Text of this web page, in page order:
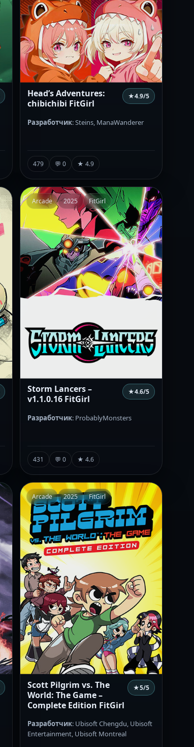
Head’s Adventures:
chibichibi FitGirl
★4.9/5
Разработчик: Steins, ManaWanderer
479 💬 0 ★ 4.9
Arcade 2025 FitGirl
Storm Lancers –
v1.1.0.16 FitGirl
★4.6/5
Разработчик: ProbablyMonsters
431 💬 0 ★ 4.6
Arcade 2025 FitGirl
Scott Pilgrim vs. The
World: The Game –
Complete Edition FitGirl
★5/5
Разработчик: Ubisoft Chengdu, Ubisoft
Entertainment, Ubisoft Montreal